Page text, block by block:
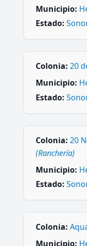
Municipio:
Estado:
Colonia: 20
Municipio:
Estado:
Colonia: 20
(Ranchería)
Municipio:
Estado:
Colonia:
Municipio: